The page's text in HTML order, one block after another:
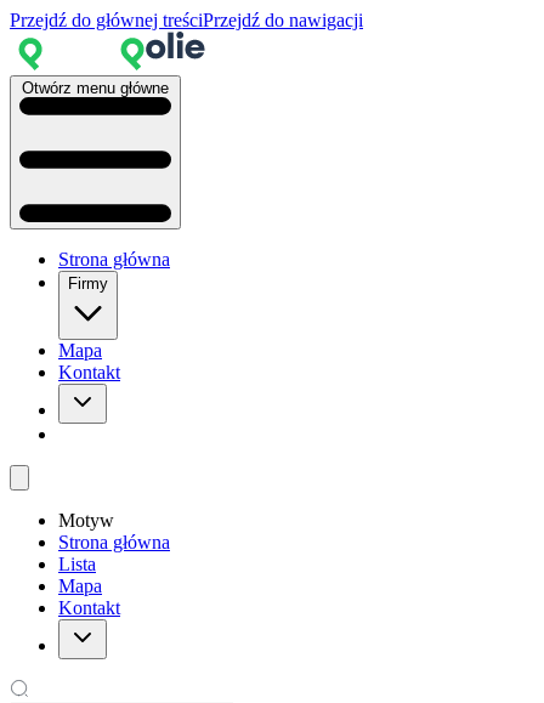
Przejdź do głównej treściPrzejdź do nawigacji
Otwórz menu główne
Strona główna
Firmy
Mapa
Kontakt
Motyw
Strona główna
Lista
Mapa
Kontakt